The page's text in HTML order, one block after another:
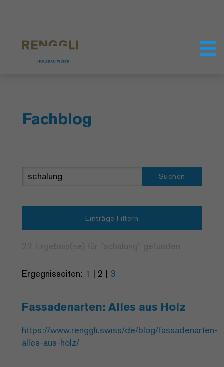
Fachblog
Suchen
Einträge Filtern
Ergegnisseiten: 1 | 2 | 3
Fassadenarten: Alles aus Holz
https://www.renggli.swiss/de/blog/fassadenarten-
alles-aus-holz/